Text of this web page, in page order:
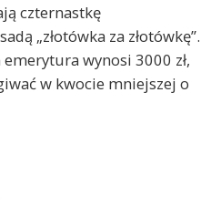
czternastkę
„złotówka za złotówkę”.
wynosi 3000 zł,
w kwocie mniejszej o